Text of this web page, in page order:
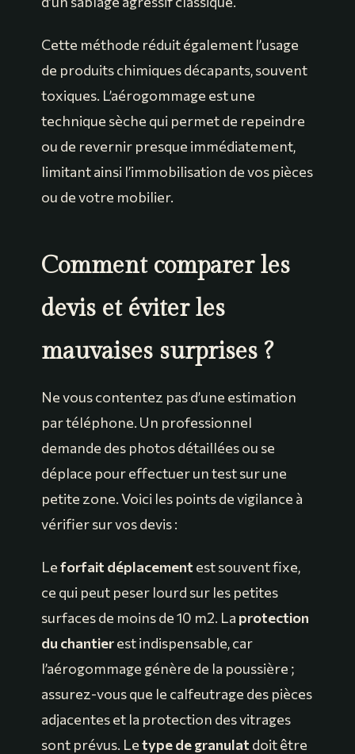
Cette méthode réduit également l’usage
de produits chimiques décapants, souvent
toxiques. L’aérogommage est une
technique sèche qui permet de repeindre
ou de revernir presque immédiatement,
limitant ainsi l’immobilisation de vos pièces
ou de votre mobilier.
Comment comparer les
devis et éviter les
mauvaises surprises ?
Ne vous contentez pas d’une estimation
par téléphone. Un professionnel
demande des photos détaillées ou se
déplace pour effectuer un test sur une
petite zone. Voici les points de vigilance à
vérifier sur vos devis :
Leforfait déplacement est souvent fixe,
ce qui peut peser lourd sur les petites
surfaces de moins de 10 m2. La protection
du chantierest indispensable, car
l’aérogommage génère de la poussière ;
assurez-vous que le calfeutrage des pièces
adjacentes et la protection des vitrages
sont prévus. Letype de granulat doit être